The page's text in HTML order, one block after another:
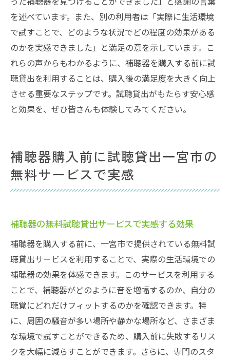
を述べています。また、別の利用者は「実際に生活環境
で試すことで、どのような状況でどの程度の効果がある
のかを実感できました」と満足の意を示しています。こ
れらの声からもわかるように、補聴器を購入する前に試
聴貸出を利用することは、購入後の満足度を大きく向上
させる重要なステップです。試聴貸出がもたらす安心感
と効果を、ぜひ皆さんも体験してみてください。
補聴器購入前に試聴貸出一宮市の
無料サービスで実感
補聴器の無料試聴貸出サービスで実感する効果
補聴器を購入する前に、一宮市で提供されている無料試
聴貸出サービスを利用することで、実際の生活環境での
補聴器の効果を体感できます。このサービスを利用する
ことで、補聴器がどのように音を増幅するのか、自分の
聴覚にどれだけフィットするのかを確認できます。特
に、周囲の騒音が多い場所や静かな場所など、さまざま
な環境で試すことができるため、購入前に失敗するリス
クを大幅に減らすことができます。さらに、専門のスタ